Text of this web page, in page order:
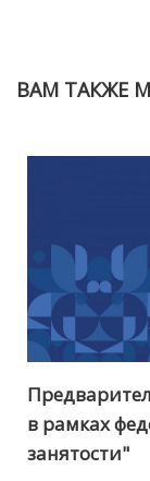
ВАМ ТАКЖЕ
в рамках
занятости"